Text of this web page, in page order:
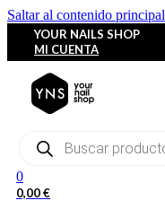
Saltar al contenido principal
YOUR NAILS SHOP
MI CUENTA
Búsqueda
0
0,00€